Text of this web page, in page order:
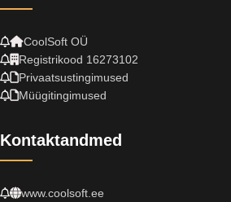
CoolSoft OÜ
Registrikood 16273102
Privaatsustingimused
Müügitingimused
Kontaktandmed
www.coolsoft.ee